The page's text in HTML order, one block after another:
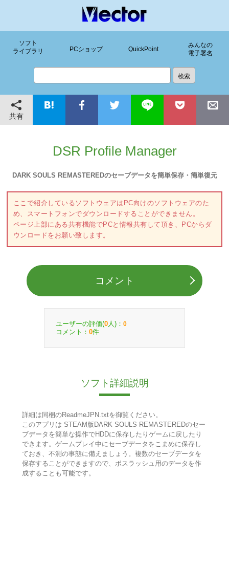
ソフト
ライブラリ
PCショップ QuickPoint
みんなの
電子署名
共有
DSR Profile Manager
DARK SOULS REMASTEREDのセーブデータを簡単保存・簡単復元
ここで紹介しているソフトウェアはPC向けのソフトウェアのた
め、スマートフォンでダウンロードすることができません。
ページ上部にある共有機能でPCと情報共有して頂き、PCからダ
ウンロードをお願い致します。
コメント
ユーザーの評価(0 人)： 0
コメント： 0件
ソフト詳細説明
詳細は同梱のReadmeJPN.txtを御覧ください。
このアプリは STEAM版DARK SOULS REMASTEREDのセー
ブデータを簡単な操作でHDDに保存したりゲームに戻したり
できます。ゲームプレイ中にセーブデータをこまめに保存し
ておき、不測の事態に備えましょう。複数のセーブデータを
保存することができますので、ボスラッシュ用のデータを作
成することも可能です。